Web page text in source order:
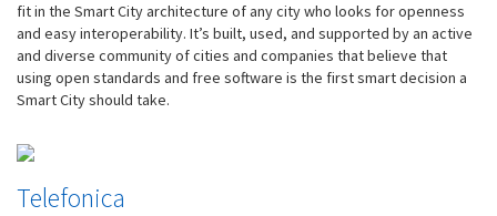
fit in the Smart City architecture of any city who looks for openness
and easy interoperability. It’s built, used, and supported by an active
and diverse community of cities and companies that believe that
using open standards and free software is the first smart decision a
Smart City should take.
Telefonica